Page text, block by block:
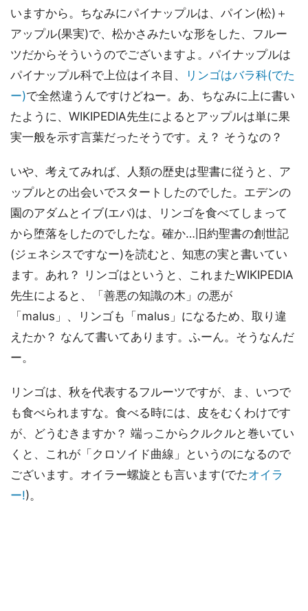
いますから。ちなみにパイナップルは、パイン(松)＋
アップル(果実)で、松かさみたいな形をした、フルー
ツだからそういうのでございますよ。パイナップルは
パイナップル科で上位はイネ目、
リンゴはバラ科(でた
ー)で全然違うんですけどねー。あ、ちなみに上に書い
たように、WIKIPEDIA先生によるとアップルは単に果
実一般を示す言葉だったそうです。え？ そうなの？
いや、考えてみれば、人類の歴史は聖書に従うと、ア
ップルとの出会いでスタートしたのでした。エデンの
園のアダムとイブ(エバ)は、リンゴを食べてしまって
から堕落をしたのでしたな。確か…旧約聖書の創世記
(ジェネシスですなー)を読むと、知恵の実と書いてい
ます。あれ？ リンゴはというと、これまたWIKIPEDIA
先生によると、「善悪の知識の木」の悪が
「malus」、リンゴも「malus」になるため、取り違
えたか？ なんて書いてあります。ふーん。そうなんだ
ー。
リンゴは、秋を代表するフルーツですが、ま、いつで
も食べられますな。食べる時には、皮をむくわけです
が、どうむきますか？ 端っこからクルクルと巻いてい
くと、これが「クロソイド曲線」というのになるので
ございます。オイラー螺旋とも言います(でたオイラ
ー!)。